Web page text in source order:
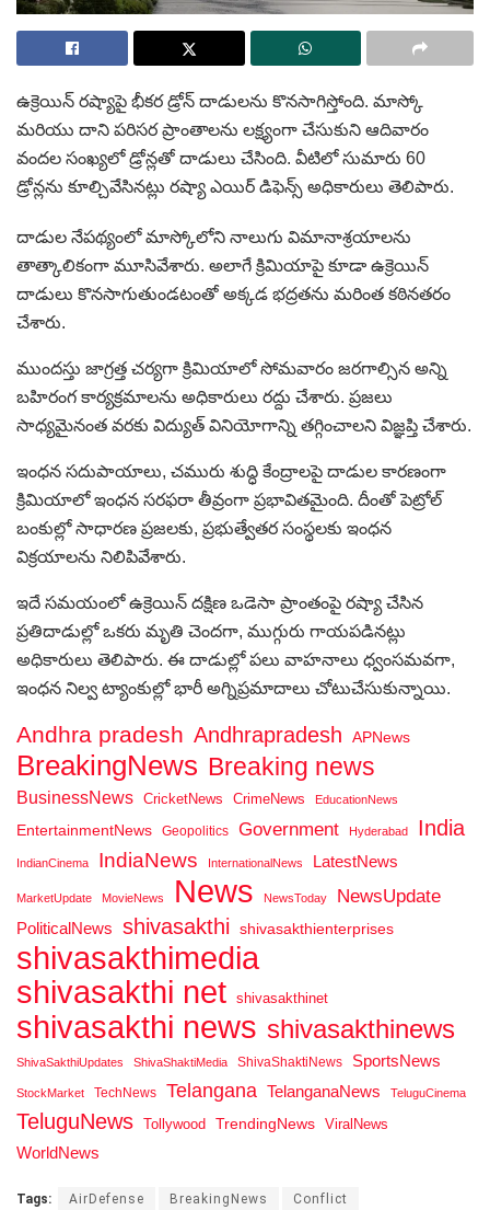
ఉక్రెయిన్ రష్యాపై భీకర డ్రోన్ దాడులను కొనసాగిస్తోంది. మాస్కో
మరియు దాని పరిసర ప్రాంతాలను లక్ష్యంగా చేసుకుని ఆదివారం
వందల సంఖ్యలో డ్రోన్లతో దాడులు చేసింది. వీటిలో సుమారు 60
డ్రోన్లను కూల్చివేసినట్లు రష్యా ఎయిర్ డిఫెన్స్ అధికారులు తెలిపారు.
దాడుల నేపథ్యంలో మాస్కోలోని నాలుగు విమానాశ్రయాలను
తాత్కాలికంగా మూసివేశారు. అలాగే క్రిమియాపై కూడా ఉక్రెయిన్
దాడులు కొనసాగుతుండటంతో అక్కడ భద్రతను మరింత కఠినతరం
చేశారు.
ముందస్తు జాగ్రత్త చర్యగా క్రిమియాలో సోమవారం జరగాల్సిన అన్ని
బహిరంగ కార్యక్రమాలను అధికారులు రద్దు చేశారు. ప్రజలు
సాధ్యమైనంత వరకు విద్యుత్ వినియోగాన్ని తగ్గించాలని విజ్ఞప్తి చేశారు.
ఇంధన సదుపాయాలు, చమురు శుద్ధి కేంద్రాలపై దాడుల కారణంగా
క్రిమియాలో ఇంధన సరఫరా తీవ్రంగా ప్రభావితమైంది. దీంతో పెట్రోల్
బంకుల్లో సాధారణ ప్రజలకు, ప్రభుత్వేతర సంస్థలకు ఇంధన
విక్రయాలను నిలిపివేశారు.
ఇదే సమయంలో ఉక్రెయిన్ దక్షిణ ఒడెసా ప్రాంతంపై రష్యా చేసిన
ప్రతిదాడుల్లో ఒకరు మృతి చెందగా, ముగ్గురు గాయపడినట్లు
అధికారులు తెలిపారు. ఈ దాడుల్లో పలు వాహనాలు ధ్వంసమవగా,
ఇంధన నిల్వ ట్యాంకుల్లో భారీ అగ్నిప్రమాదాలు చోటుచేసుకున్నాయి.
Andhra pradesh Andhrapradesh APNews
BreakingNews Breaking news
BusinessNews CricketNews CrimeNews EducationNews
EntertainmentNews Geopolitics Government Hyderabad India
IndianCinema IndiaNews InternationalNews LatestNews
MarketUpdate MovieNews News NewsToday NewsUpdate
PoliticalNews shivasakthi shivasakthienterprises
shivasakthimedia
shivasakthi net shivasakthinet
shivasakthi news shivasakthinews
ShivaSakthiUpdates ShivaShaktiMedia ShivaShaktiNews SportsNews
StockMarket TechNews Telangana TelanganaNews TeluguCinema
TeluguNews Tollywood TrendingNews ViralNews
WorldNews
Tags: AirDefense BreakingNews Conflict